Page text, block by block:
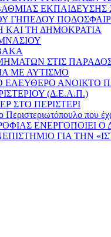
ΕΚΠΑΙΔΕΥΣΗΣ
ΤΗ ΔΗΜΟΚΡΑΤΙΑ
ΣΤΙΣ
ΜΕ ΑΥΤΙΣΜΟ
ΕΛΕΥΘΕΡΟ ΑΝΟΙΚΤΟ
(Δ.Ε.Α.Π.)
ΣΤΟ ΠΕΡΙΣΤΕΡΙ
που έχασε
ΕΝΕΡΓΟΠΟΙΕΙ Ο
ΓΙΑ ΤΗΝ